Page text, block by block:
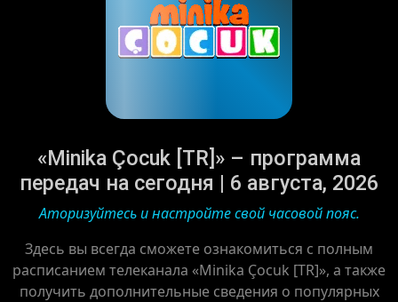
«Minika Çocuk [TR]» – программа
передач на сегодня | 6 августа, 2026
Аторизуйтесь и настройте свой часовой пояс.
Здесь вы всегда сможете ознакомиться с полным
расписанием телеканала «Minika Çocuk [TR]», а также
получить дополнительные сведения о популярных